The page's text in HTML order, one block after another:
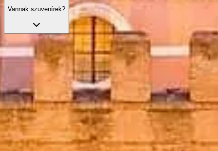
Vannak szuvenírek?
Kerülje el a sort a jegyeivel
Fedezze fel legjobb jegyajánlatainkat, amelyek kényelmes,
elsőbbségi belépést és szakértői vezetést biztosítanak.